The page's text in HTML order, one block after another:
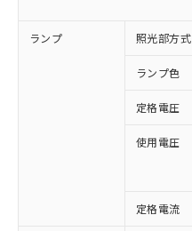
ランプ 照光部方式
ランプ色
定格電圧
使用電圧
定格電流